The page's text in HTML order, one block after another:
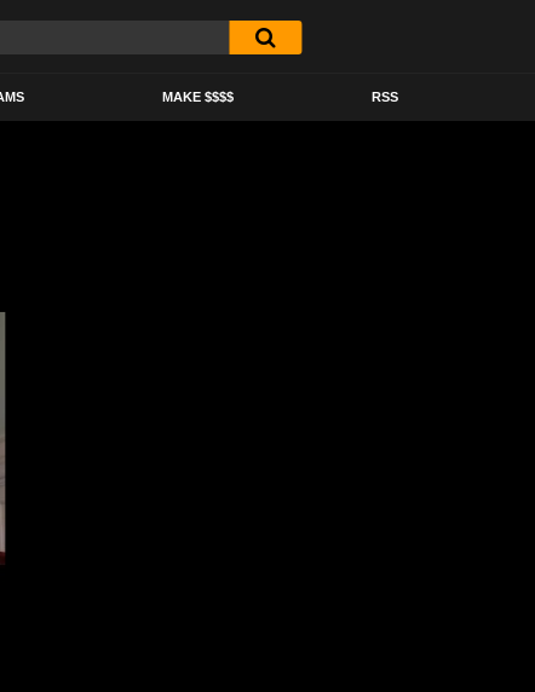
MAKE $$$$ RSS